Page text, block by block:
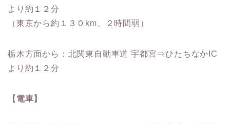
より約１２分
（東京から約１３０km、２時間弱）
栃木方面から：北関東自動車道 宇都宮⇒ひたちなかIC
より約１２分
【電車】